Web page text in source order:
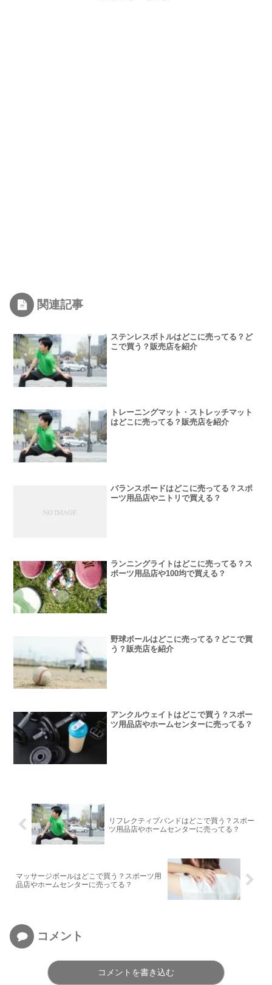
関連記事
ステンレスボトルはどこに売ってる？ど
こで買う？販売店を紹介
トレーニングマット・ストレッチマット
はどこに売ってる？販売店を紹介
バランスボードはどこに売ってる？スポ
ーツ用品店やニトリで買える？
ランニングライトはどこに売ってる？ス
ポーツ用品店や100均で買える？
野球ボールはどこに売ってる？どこで買
う？販売店を紹介
アンクルウェイトはどこで買う？スポー
ツ用品店やホームセンターに売ってる？
リフレクティブバンドはどこで買う？スポー
ツ用品店やホームセンターに売ってる？
マッサージボールはどこで買う？スポーツ用
品店やホームセンターに売ってる？
コメント
コメントを書き込む